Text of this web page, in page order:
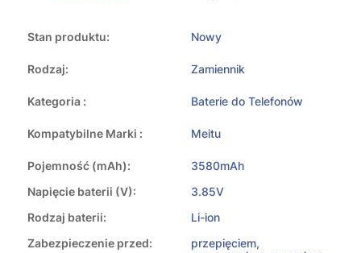
Stan produktu: Nowy
Rodzaj: Zamiennik
Kategoria : Baterie do Telefonów
Kompatybilne Marki : Meitu
Pojemność (mAh):
3580mAh
Napięcie baterii (V):
3.85V
Rodzaj baterii:
Li-ion
Zabezpieczenie przed:
przepięciem,